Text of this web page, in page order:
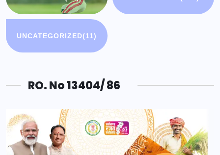
UNCATEGORIZED(11)
RO. No 13404/ 86